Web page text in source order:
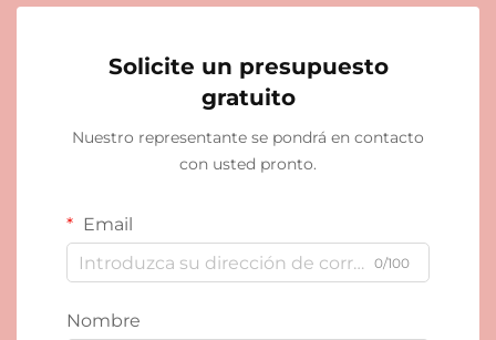
Solicite un presupuesto
gratuito
Nuestro representante se pondrá en contacto
con usted pronto.
Email
0/100
Nombre